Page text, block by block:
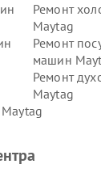
Ремонт
Maytag
Ремонт
машин
Ремонт
Maytag